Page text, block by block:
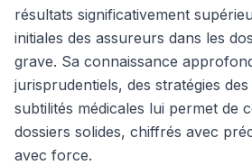
résultats significativement
initiales des assureurs dans les
grave. Sa connaissance
jurisprudentiels, des stratégies
subtilités médicales lui permet de
dossiers solides, chiffrés avec
avec force.